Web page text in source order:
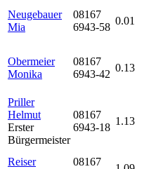
Neugebauer
Mia
08167
6943-58
0.01
Obermeier
Monika
08167
6943-42
0.13
Priller
Helmut
Erster
Bürgermeister
08167
6943-18
1.13
Reiser
08167